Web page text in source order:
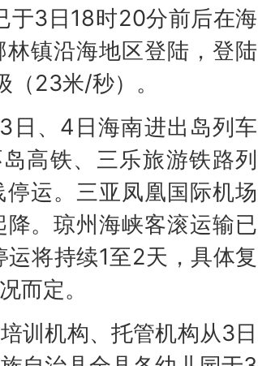
于3日18时20分前后在海
镇沿海地区登陆，登陆
23米/秒）。
、4日海南进出岛列车
高铁、三乐旅游铁路列
运。三亚凤凰国际机场
。琼州海峡客滚运输已
将持续1至2天，具体复
而定。
机构、托管机构从3日